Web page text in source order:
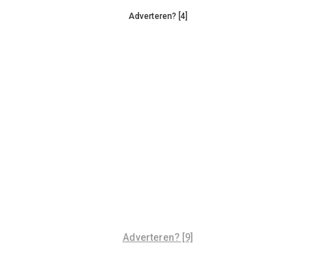
Adverteren? [4]
Adverteren? [9]